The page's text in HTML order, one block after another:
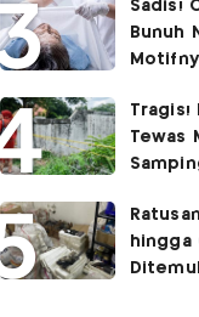
Korban
Sadis!
Bunuh
Tragis!
Tewas
hingga